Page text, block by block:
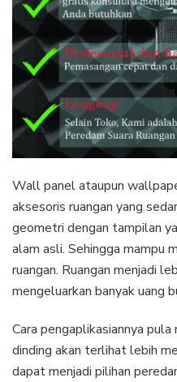
Wall panel ataupun
aksesoris ruangan yang
geometri dengan tampilan
alam asli. Sehingga mampu
ruangan. Ruangan menjadi
mengeluarkan banyak uang
Cara pengaplikasiannya
dinding akan terlihat lebih
dapat menjadi pilihan